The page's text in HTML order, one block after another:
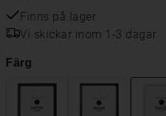
Finns på lager
Vi skickar inom 1-3 dagar
Färg